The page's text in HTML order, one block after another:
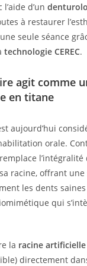
d’un
à restaurer
seule séance
technologie CEREC.
agit comme
en titane
aujourd’hui
orale.
l’intégralité
racine, offrant
les dents
qui
la racine artificielle
directement